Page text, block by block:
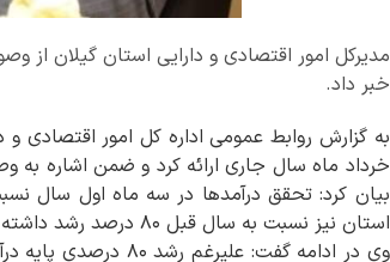
خبر داد.
به گزارش روابط عمومی اداره کل امور اقتصادی و
استان نیز نسبت به سال قبل ۸۰ درصد رشد داشته است.